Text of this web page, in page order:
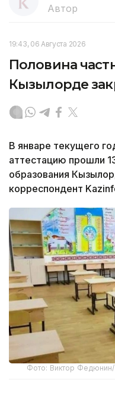
Автор
19:43, 06 Августа 2026
Половина
Кызылорде
В январе текущего
аттестацию прошли
образования
корреспондент
Фото: Виктор